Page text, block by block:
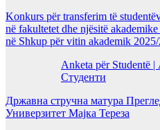
Konkurs për transferim të
në fakultetet dhe njësitë
në Shkup për vitin akademik
Anketa për Studentë |
Студенти
Државна стручна матура
Универзитет Мајка Тереза